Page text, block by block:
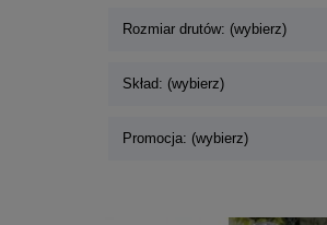
Rozmiar drutów: (wybierz)
Skład: (wybierz)
Promocja: (wybierz)